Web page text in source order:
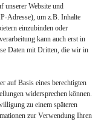
unserer Website und
Adresse), um z.B. Inhalte
einzubinden oder
kann auch erst in
Daten mit Dritten, die wir in
auf Basis eines berechtigten
widersprechen können.
zu einem späteren
zur Verwendung Ihren